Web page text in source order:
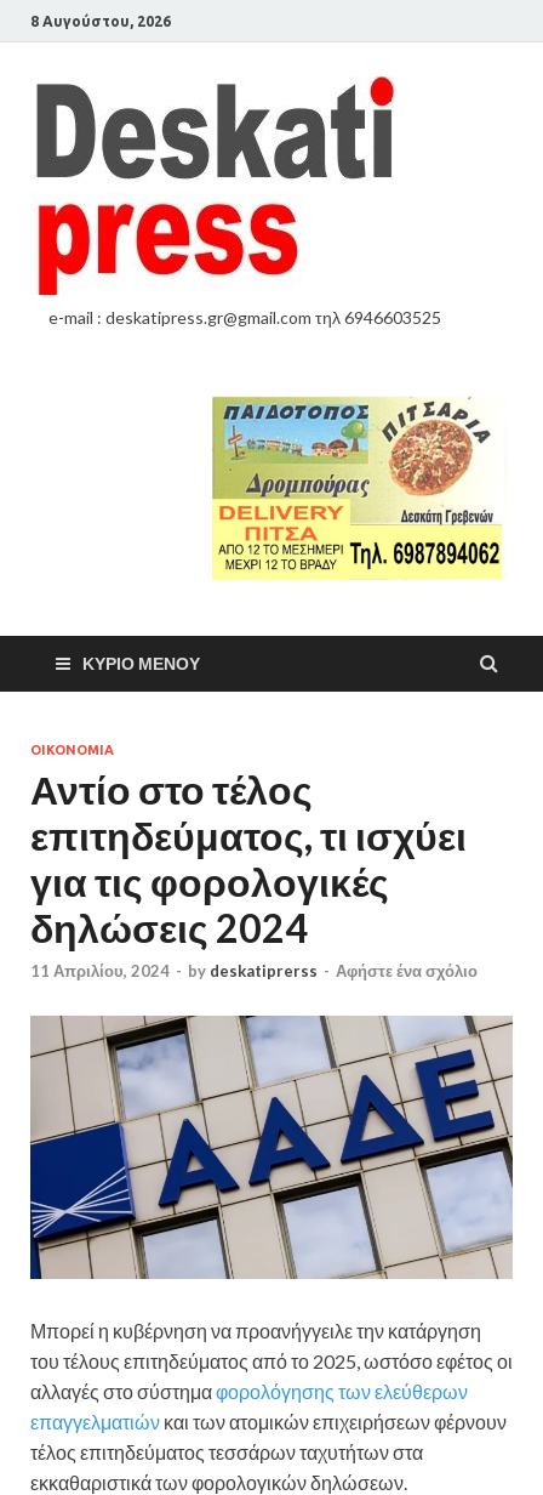
8 Αυγούστου, 2026
e-mail : deskatipress.gr@gmail.com τηλ 6946603525
ΚΎΡΙΟ ΜΕΝΟΎ
ΟΙΚΟΝΟΜΙΑ
Αντίο στο τέλος
επιτηδεύματος, τι ισχύει
για τις φορολογικές
δηλώσεις 2024
11 Απριλίου, 2024 - by deskatiprerss - Αφήστε ένα σχόλιο
Μπορεί η κυβέρνηση να προανήγγειλε την κατάργηση
του τέλους επιτηδεύματος από το 2025, ωστόσο εφέτος οι
αλλαγές στο σύστημαφορολόγησης των ελεύθερων
επαγγελματιών και των ατομικών επιχειρήσεων φέρνουν
τέλος επιτηδεύματος τεσσάρων ταχυτήτων στα
εκκαθαριστικά των φορολογικών δηλώσεων.